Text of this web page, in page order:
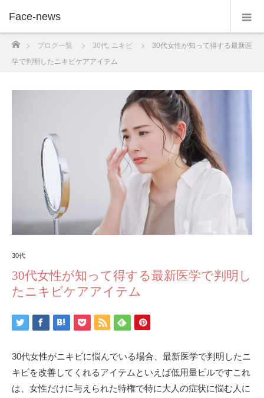
Face-news
ブログ一覧 30代, ニキビ
30代女性が知って得する最新医
学で判明したニキビケアアイテム
30代
30代女性が知って得する最新医学で判明し
たニキビケアアイテム
30代女性がニキビに悩んでいる場合、最新医学で判明したニ
キビを改善してくれるアイテムといえば低用量ピルですこれ
は、女性だけに与えられた特権で特に大人の症状に悩む人に